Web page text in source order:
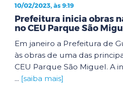
10/02/2023, às 9:19
Prefeitura inicia obras
no CEU Parque São
Em janeiro a Prefeitura de
às obras de uma das
CEU Parque São Miguel. A
... [saiba mais]